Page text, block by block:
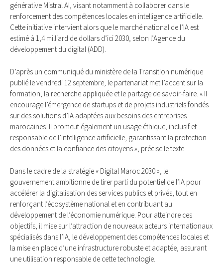
générative Mistral AI, visant notamment à collaborer dans le
renforcement des compétences locales en intelligence artificielle.
Cette initiative intervient alors que le marché national de l’IA est
estimé à 1,4 milliard de dollars d’ici 2030, selon l’Agence du
développement du digital (ADD).
D’après un communiqué du ministère de la Transition numérique
publié le vendredi 12 septembre, le partenariat met l’accent sur la
formation, la recherche appliquée et le partage de savoir-faire. « Il
encourage l’émergence de startups et de projets industriels fondés
sur des solutions d’IA adaptées aux besoins des entreprises
marocaines. Il promeut également un usage éthique, inclusif et
responsable de l’intelligence artificielle, garantissant la protection
des données et la confiance des citoyens », précise le texte.
Dans le cadre de la stratégie « Digital Maroc 2030 », le
gouvernement ambitionne de tirer parti du potentiel de l’IA pour
accélérer la digitalisation des services publics et privés, tout en
renforçant l’écosystème national et en contribuant au
développement de l’économie numérique. Pour atteindre ces
objectifs, il mise sur l’attraction de nouveaux acteurs internationaux
spécialisés dans l’IA, le développement des compétences locales et
la mise en place d’une infrastructure robuste et adaptée, assurant
une utilisation responsable de cette technologie.